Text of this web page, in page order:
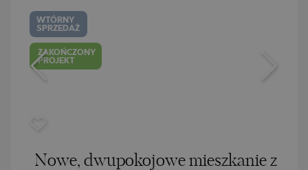
WTÓRNY
SPRZEDAŻ
ZAKOŃCZONY
PROJEKT
Nowe, dwupokojowe mieszkanie z